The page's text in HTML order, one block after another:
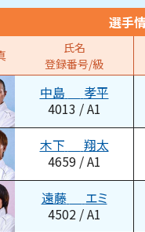
選手
氏名
登録番号/級
中島
孝平
4013 /A1
木下
翔太
4659 /A1
遠藤
エミ
4502 /A1